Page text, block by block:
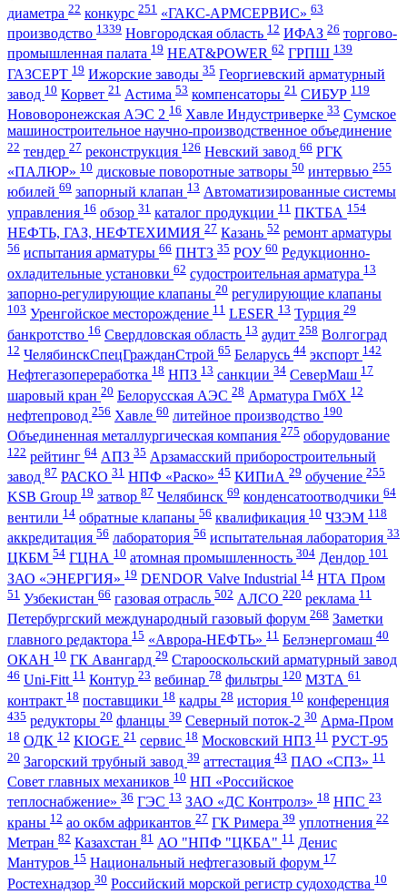
диаметра 22 конкурс 251 «ГАКС-АРМСЕРВИС» 63
производство 1339 Новгородская область 12 ИФАЗ 26 торгово-
промышленная палата 19 HEAT&POWER 62 ГРПШ 139
ГАЗСЕРТ 19 Ижорские заводы 35 Георгиевский арматурный
завод 10 Корвет 21 Астима 53 компенсаторы 21 СИБУР 119
Нововоронежская АЭС 2 16 Хавле Индустриверке 33 Сумское
машиностроительное научно-производственное объединение
22 тендер 27 реконструкция 126 Невский завод 66 РГК
«ПАЛЮР» 10 дисковые поворотные затворы 50 интервью 255
юбилей 69 запорный клапан 13 Автоматизированные системы
управления 16 обзор 31 каталог продукции 11 ПКТБА 154
НЕФТЬ, ГАЗ, НЕФТЕХИМИЯ 27 Казань 52 ремонт арматуры
56 испытания арматуры 66 ПНТЗ 35 РОУ 60 Редукционно-
охладительные установки 62 судостроительная арматура 13
запорно-регулирующие клапаны 20 регулирующие клапаны
103 Уренгойское месторождение 11 LESER 13 Турция 29
банкротство 16 Свердловская область 13 аудит 258 Волгоград
12 ЧелябинскСпецГражданСтрой 65 Беларусь 44 экспорт 142
Нефтегазопереработка 18 НПЗ 13 санкции 34 СеверМаш 17
шаровый кран 20 Белорусская АЭС 28 Арматура ГмбХ 12
нефтепровод 256 Хавле 60 литейное производство 190
Объединенная металлургическая компания 275 оборудование
122 рейтинг 64 АПЗ 35 Арзамасский приборостроительный
завод 87 РАСКО 31 НПФ «Раско» 45 КИПиА 29 обучение 255
KSB Group 19 затвор 87 Челябинск 69 конденсатоотводчики 64
вентили 14 обратные клапаны 56 квалификация 10 ЧЗЭМ 118
аккредитация 56 лаборатория 56 испытательная лаборатория 33
ЦКБМ 54 ГЦНА 10 атомная промышленность 304 Дендор 101
ЗАО «ЭНЕРГИЯ» 19 DENDOR Valve Industrial 14 НТА Пром
51 Узбекистан 66 газовая отрасль 502 АЛСО 220 реклама 11
Петербургский международный газовый форум 268 Заметки
главного редактора 15 «Аврора-НЕФТЬ» 11 Белэнергомаш 40
ОКАН 10 ГК Авангард 29 Старооскольский арматурный завод
46 Uni-Fitt 11 Контур 23 вебинар 78 фильтры 120 МЗТА 61
контракт 18 поставщики 18 кадры 28 история 10 конференция
435 редукторы 20 фланцы 39 Северный поток-2 30 Арма-Пром
18 ОДК 12 KIOGE 21 сервис 18 Московский НПЗ 11 РУСТ-95
20 Загорский трубный завод 39 аттестация 43 ПАО «СПЗ» 11
Совет главных механиков 10 НП «Российское
теплоснабжение» 36 ГЭС 13 ЗАО «ДС Контролз» 18 НПС 23
краны 12 ао окбм африкантов 27 ГК Римера 39 уплотнения 22
Метран 82 Казахстан 81 АО "НПФ "ЦКБА" 11 Денис
Мантуров 15 Национальный нефтегазовый форум 17
Ростехнадзор 30 Российский морской регистр судоходства 10